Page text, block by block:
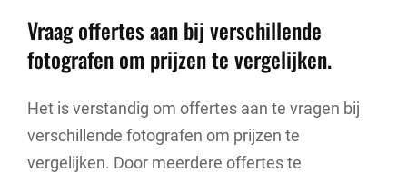
Vraag offertes aan bij verschillende
fotografen om prijzen te vergelijken.
Het is verstandig om offertes aan te vragen bij
verschillende fotografen om prijzen te
vergelijken. Door meerdere offertes te